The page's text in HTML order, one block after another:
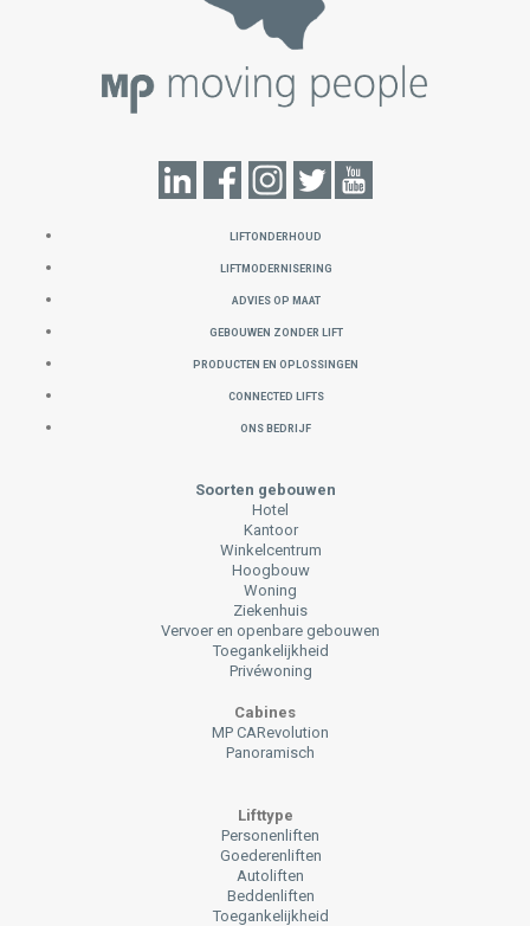
LIFTONDERHOUD
LIFTMODERNISERING
ADVIES OP MAAT
GEBOUWEN ZONDER LIFT
PRODUCTEN EN OPLOSSINGEN
CONNECTED LIFTS
ONS BEDRIJF
Soorten gebouwen
Hotel
Kantoor
Winkelcentrum
Hoogbouw
Woning
Ziekenhuis
Vervoer en openbare gebouwen
Toegankelijkheid
Privéwoning
Cabines
MP CARevolution
Panoramisch
Lifttype
Personenliften
Goederenliften
Autoliften
Beddenliften
Toegankelijkheid